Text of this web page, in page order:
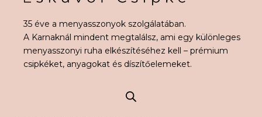
35 éve a menyasszonyok szolgálatában.
A Karnaknál mindent megtalálsz, ami egy különleges
menyasszonyi ruha elkészítéséhez kell – prémium
csipkéket, anyagokat és díszítőelemeket.